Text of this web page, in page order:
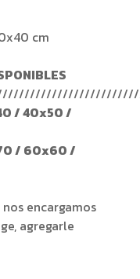
cm
/ 40x50 /
/ 60x60 /
encargamos
agregarle